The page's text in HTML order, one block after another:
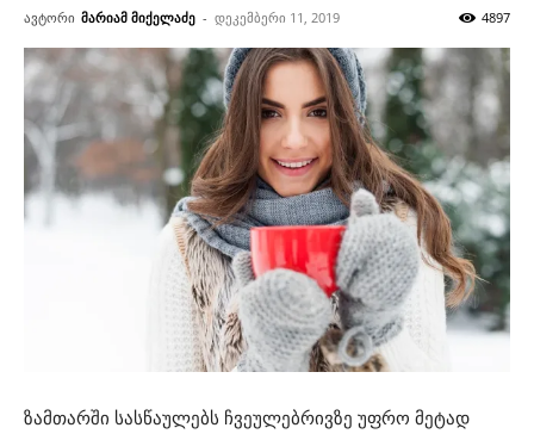
ავტორი მარიამ მიქელაძე - დეკემბერი 11, 2019 4897
ზამთარში სასწაულებს ჩვეულებრივზე უფრო მეტად